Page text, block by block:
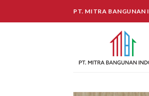
PT. MITRA BANGUNAN